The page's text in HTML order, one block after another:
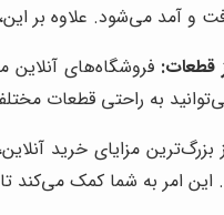
و آمد می‌شود. علاوه بر
قطعات: فروشگاه‌های
به راحتی قطعات
بزرگ‌ترین مزایای خرید
این امر به شما کمک